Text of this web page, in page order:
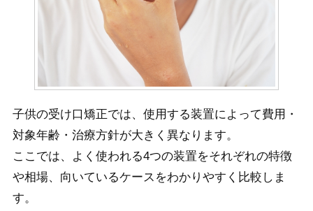
子供の受け口矯正では、使用する装置によって費用・
対象年齢・治療方針が大きく異なります。
ここでは、よく使われる4つの装置をそれぞれの特徴
や相場、向いているケースをわかりやすく比較しま
す。